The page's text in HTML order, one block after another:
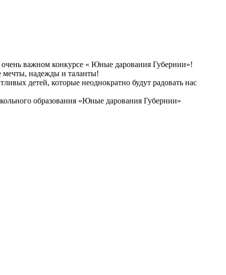
важном конкурсе « Юные дарования Губернии»!
мечты, надежды и таланты!
детей, которые неоднократно будут радовать нас
образования «Юные дарования Губернии»